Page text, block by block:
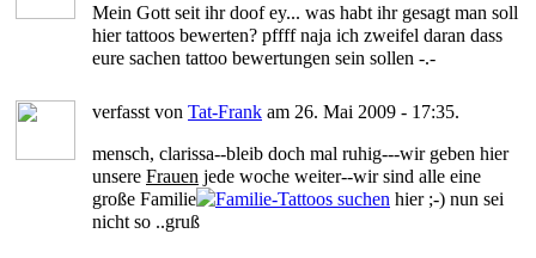
Mein Gott seit ihr doof ey... was habt ihr gesagt man soll
hier tattoos bewerten? pffff naja ich zweifel daran dass
eure sachen tattoo bewertungen sein sollen -.-
verfasst von Tat-Frank am 26. Mai 2009 - 17:35.
mensch, clarissa--bleib doch mal ruhig---wir geben hier
unsere Frauen jede woche weiter--wir sind alle eine
große Familie
hier ;-) nun sei
nicht so ..gruß